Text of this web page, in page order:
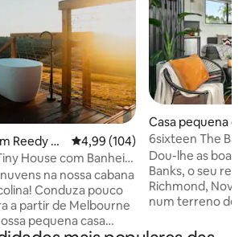
Reedy Cr
Classificação média de 4,99 em
4,99 (104)
House com Banheira
na nossa cabana
pouco
a partir de Melbourne
pequena casa
Casa pequena
nks
6sixteen The
Dou-lhe as boas-
Banks, o seu
Richmond, Nova
num terreno de 2
este pequeno